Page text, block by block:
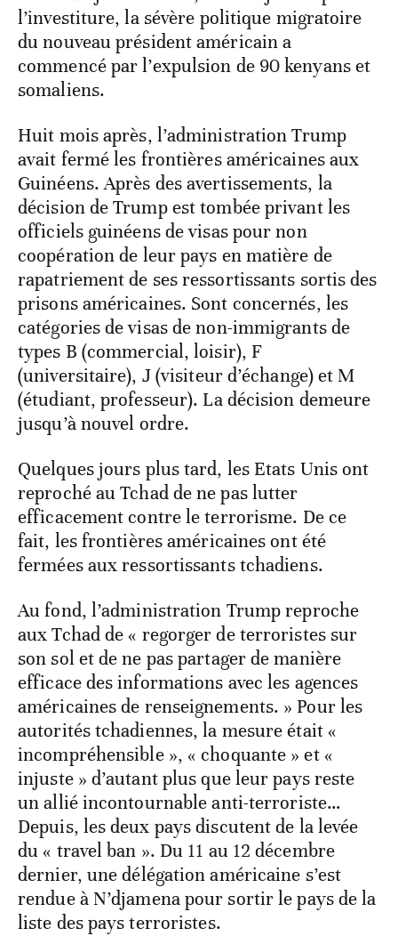
l’investiture, la sévère politique migratoire
du nouveau président américain a
commencé par l’expulsion de 90 kenyans et
somaliens.
Huit mois après, l’administration Trump
avait fermé les frontières américaines aux
Guinéens. Après des avertissements, la
décision de Trump est tombée privant les
officiels guinéens de visas pour non
coopération de leur pays en matière de
rapatriement de ses ressortissants sortis des
prisons américaines. Sont concernés, les
catégories de visas de non-immigrants de
types B (commercial, loisir), F
(universitaire), J (visiteur d’échange) et M
(étudiant, professeur). La décision demeure
jusqu’à nouvel ordre.
Quelques jours plus tard, les Etats Unis ont
reproché au Tchad de ne pas lutter
efficacement contre le terrorisme. De ce
fait, les frontières américaines ont été
fermées aux ressortissants tchadiens.
Au fond, l’administration Trump reproche
aux Tchad de « regorger de terroristes sur
son sol et de ne pas partager de manière
efficace des informations avec les agences
américaines de renseignements. » Pour les
autorités tchadiennes, la mesure était «
incompréhensible », « choquante » et «
injuste » d’autant plus que leur pays reste
un allié incontournable anti-terroriste…
Depuis, les deux pays discutent de la levée
du « travel ban ». Du 11 au 12 décembre
dernier, une délégation américaine s’est
rendue à N’djamena pour sortir le pays de la
liste des pays terroristes.